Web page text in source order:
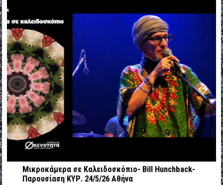
Μικροκάμερα σε Καλειδοσκόπιο- Bill Hunchback-
Παρουσίαση ΚΥΡ. 24/5/26 Αθήνα